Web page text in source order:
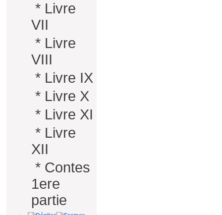
* Livre
VII
* Livre
VIII
* Livre IX
* Livre X
* Livre XI
* Livre
XII
* Contes
1ere
partie